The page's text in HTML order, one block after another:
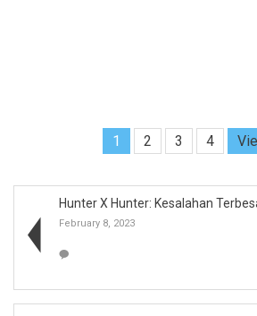
1 2 3 4
Hunter X Hunter: Kesalahan
February 8, 2023